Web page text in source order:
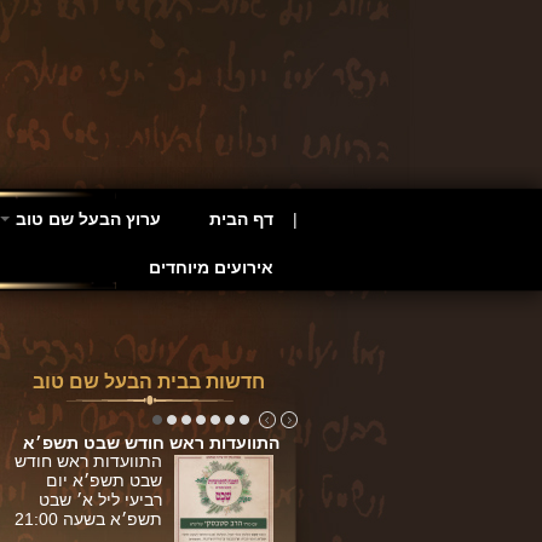
דף הבית ערוץ הבעל שם טוב
אירועים מיוחדים
פרשת תצווההתוועדות ראש חודש …
חדשות בבית הבעל שם טוב
התוועדות ראש חודש שבט תשפ׳א
התוועדות ראש חודש
שבט תשפ׳א יום
רביעי ליל א׳ שבט
תשפ׳א בשעה 21:00
ליל א' בטבת בשעה